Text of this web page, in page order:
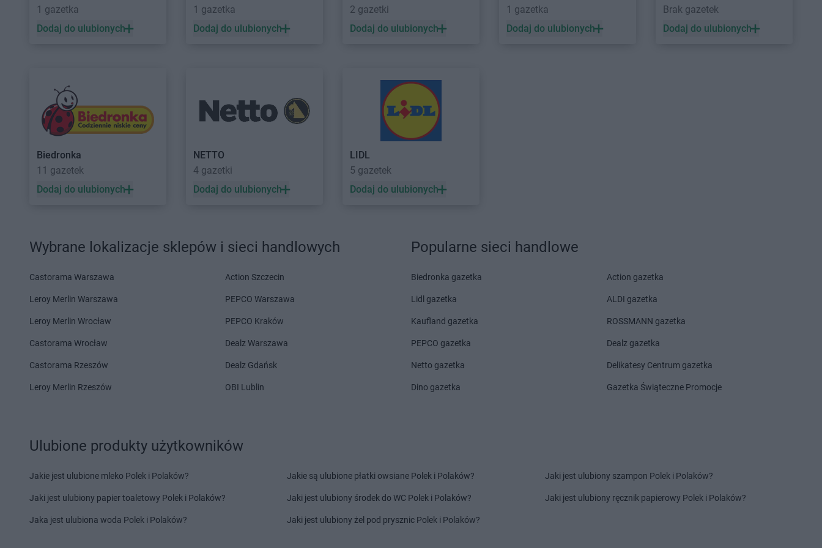
1 gazetka
Dodaj do ulubionych
1 gazetka
Dodaj do ulubionych
2 gazetki
Dodaj do ulubionych
1 gazetka
Dodaj do ulubionych
Brak gazetek
Dodaj do ulubionych
Biedronka
11 gazetek
Dodaj do ulubionych
NETTO
4 gazetki
Dodaj do ulubionych
LIDL
5 gazetek
Dodaj do ulubionych
Wybrane lokalizacje sklepów i sieci handlowych
Castorama Warszawa
Leroy Merlin Warszawa
Leroy Merlin Wrocław
Castorama Wrocław
Castorama Rzeszów
Leroy Merlin Rzeszów
Action Szczecin
PEPCO Warszawa
PEPCO Kraków
Dealz Warszawa
Dealz Gdańsk
OBI Lublin
Popularne sieci handlowe
Biedronka gazetka
Lidl gazetka
Kaufland gazetka
PEPCO gazetka
Netto gazetka
Dino gazetka
Action gazetka
ALDI gazetka
ROSSMANN gazetka
Dealz gazetka
Delikatesy Centrum gazetka
Gazetka Świąteczne Promocje
Ulubione produkty użytkowników
Jakie jest ulubione mleko Polek i Polaków?
Jaki jest ulubiony papier toaletowy Polek i Polaków?
Jaka jest ulubiona woda Polek i Polaków?
Jakie są ulubione płatki owsiane Polek i Polaków?
Jaki jest ulubiony środek do WC Polek i Polaków?
Jaki jest ulubiony żel pod prysznic Polek i Polaków?
Jaki jest ulubiony szampon Polek i Polaków?
Jaki jest ulubiony ręcznik papierowy Polek i Polaków?